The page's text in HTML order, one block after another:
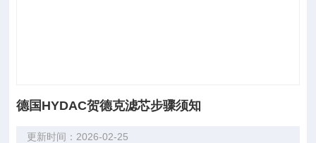
德国HYDAC贺德克滤芯步骤须知
更新时间：2026-02-25